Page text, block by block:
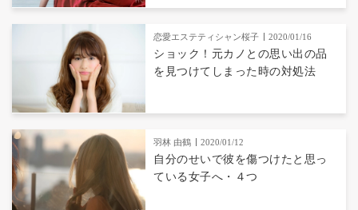
恋愛エステティシャン桜子 2020/01/16
ショック！元カノとの思い出の品
を見つけてしまった時の対処法
羽林 由鶴 2020/01/12
自分のせいで彼を傷つけたと思っ
ている女子へ・４つ